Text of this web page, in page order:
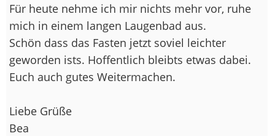
Für heute nehme ich mir nichts mehr vor, ruhe
mich in einem langen Laugenbad aus.
Schön dass das Fasten jetzt soviel leichter
geworden ists. Hoffentlich bleibts etwas dabei.
Euch auch gutes Weitermachen.
Liebe Grüße
Bea